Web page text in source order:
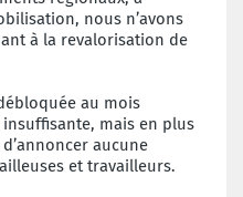
nous n’avons
à la revalorisation de
au mois
mais en plus
aucune
et travailleurs.